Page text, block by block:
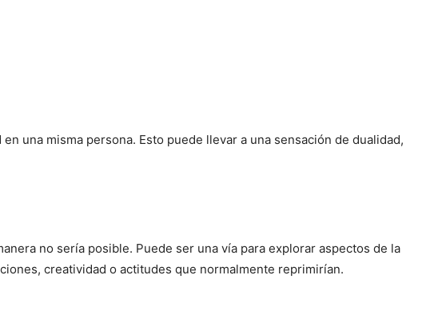
una misma persona. Esto puede llevar a una sensación de dualidad,
no sería posible. Puede ser una vía para explorar aspectos de la
creatividad o actitudes que normalmente reprimirían.